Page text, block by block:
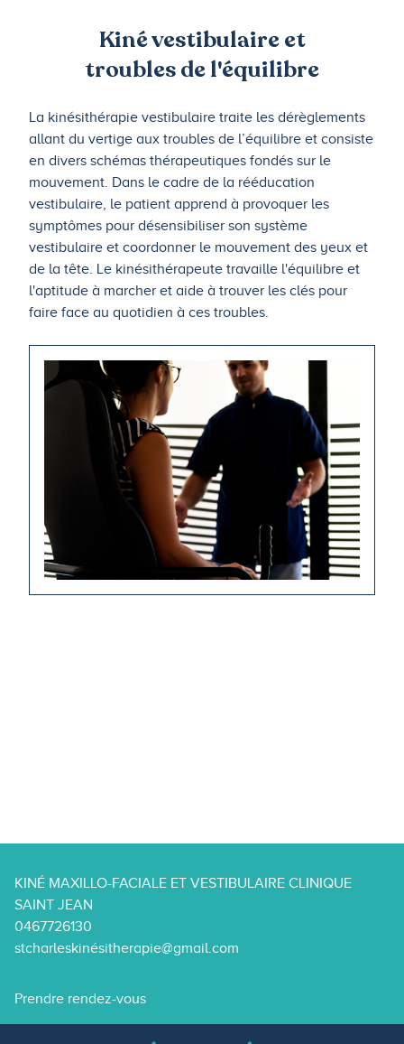
Kiné vestibulaire et
troubles de l'équilibre
La kinésithérapie vestibulaire traite les dérèglements
allant du vertige aux troubles de l’équilibre et consiste
en divers schémas thérapeutiques fondés sur le
mouvement. Dans le cadre de la rééducation
vestibulaire, le patient apprend à provoquer les
symptômes pour désensibiliser son système
vestibulaire et coordonner le mouvement des yeux et
de la tête. Le kinésithérapeute travaille l'équilibre et
l'aptitude à marcher et aide à trouver les clés pour
faire face au quotidien à ces troubles.
KINÉ MAXILLO-FACIALE ET VESTIBULAIRE CLINIQUE
SAINT JEAN
0467726130
stcharleskinésitherapie@gmail.com
Prendre rendez-vous